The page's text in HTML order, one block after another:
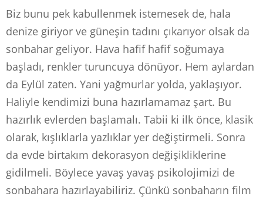
Biz bunu pek kabullenmek istemesek de, hala
denize giriyor ve güneşin tadını çıkarıyor olsak da
sonbahar geliyor. Hava hafif hafif soğumaya
başladı, renkler turuncuya dönüyor. Hem aylardan
da Eylül zaten. Yani yağmurlar yolda, yaklaşıyor.
Haliyle kendimizi buna hazırlamamaz şart. Bu
hazırlık evlerden başlamalı. Tabii ki ilk önce, klasik
olarak, kışlıklarla yazlıklar yer değiştirmeli. Sonra
da evde birtakım dekorasyon değişikliklerine
gidilmeli. Böylece yavaş yavaş psikolojimizi de
sonbahara hazırlayabiliriz. Çünkü sonbaharın film